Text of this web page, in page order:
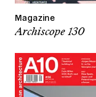
Magazine
Archiscope 130